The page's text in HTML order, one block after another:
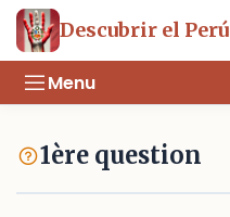
Descubrir el Perú
Menu
1ère question